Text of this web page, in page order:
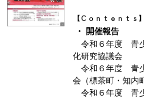
【Ｃｏｎｔｅｎｔｓ】
・ 開催報告
令和６年度 青
化研究協議会
令和６年度 青
会（標茶町・知内
令和６年度 青